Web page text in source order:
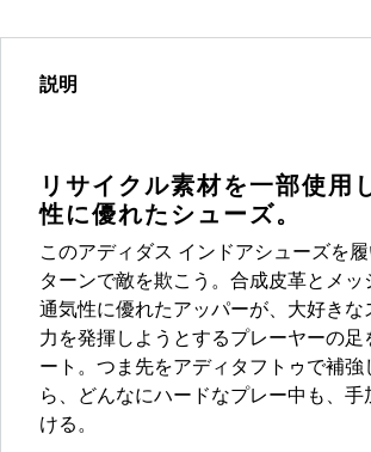
説明
リサイクル素材を一部使用
性に優れたシューズ。
このアディダス インドアシューズを
ターンで敵を欺こう。合成皮革とメッ
通気性に優れたアッパーが、大好きな
力を発揮しようとするプレーヤーの足
ート。つま先をアディタフトゥで補強
ら、どんなにハードなプレー中も、手
ける。